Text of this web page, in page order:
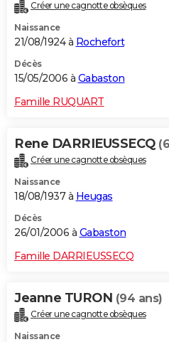
Créer une cagnotte obsèques
Naissance
21/08/1924 à Rochefort
Décès
15/05/2006 à Gabaston
Famille RUQUART
Rene DARRIEUSSECQ
Créer une cagnotte obsèques
Naissance
18/08/1937 à Heugas
Décès
26/01/2006 à Gabaston
Famille DARRIEUSSECQ
Jeanne TURON (94 ans)
Créer une cagnotte obsèques
Naissance